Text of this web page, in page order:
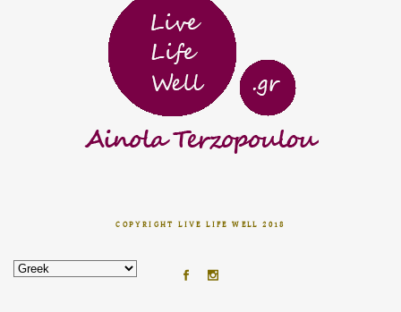
COPYRIGHT LIVE LIFE WELL 2018